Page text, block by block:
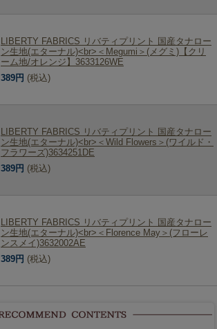
LIBERTY FABRICS リバティプリント 国産タナロー
ン生地(エターナル)<br>＜Megumi＞(メグミ)【クリ
ーム地/オレンジ】3633126WE
389円 (税込)
LIBERTY FABRICS リバティプリント 国産タナロー
ン生地(エターナル)<br>＜Wild Flowers＞(ワイルド・
フラワーズ)3634251DE
389円 (税込)
LIBERTY FABRICS リバティプリント 国産タナロー
ン生地(エターナル)<br>＜Florence May＞(フローレ
ンスメイ)3632002AE
389円 (税込)